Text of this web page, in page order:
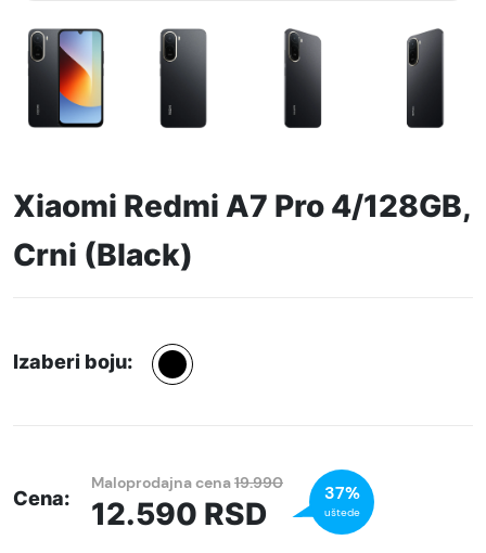
Xiaomi Redmi A7 Pro 4/128GB,
Crni (Black)
Izaberi boju:
Cena:
Maloprodajna cena19.990
12.590 RSD
37%
uštede